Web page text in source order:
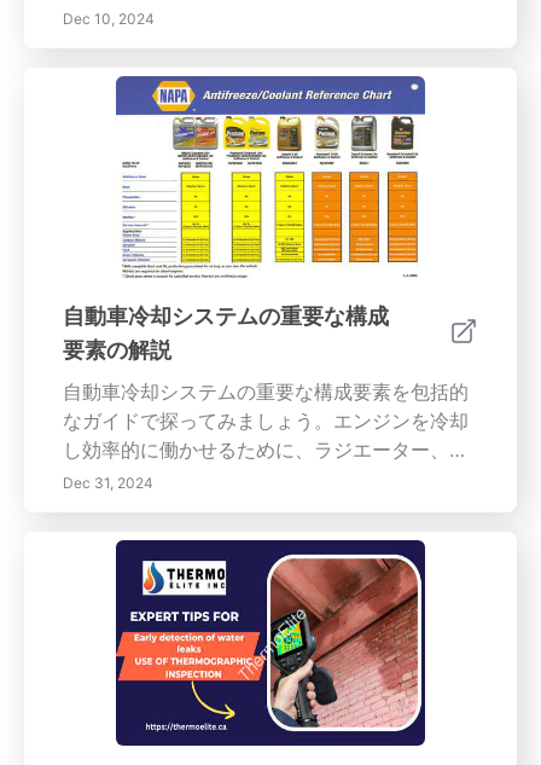
福感を向上させるかを学びましょう。この記事
では、ストレス管理の改善、集中力の向上、感
情の調整の向上など、マインドフルネスの重要
な利点について探ります。専用の瞑想スペース
を設け、一貫したルーチンを作るなど、マイン
ドフルネス瞑想を始めるための実用的なヒント
に深く dive しましょう。実践中に発生する可
能性のある一般的な課題を克服し、日常生活に
マインドフルネスを組み込む方法を見つけまし
ょう。知識とツールでより穏やかで意識的な生
活を育てましょう。今すぐ私たちを訪れて、も
っと読む！
Dec 10, 2024
自動車冷却システムの重要な構成
要素の解説
自動車冷却システムの重要な構成要素を包括的
なガイドで探ってみましょう。エンジンを冷却
し効率的に働かせるために、ラジエーター、水
ポンプ、サーモスタット、ホースの重要な役割
について学びます。過熱やエンジンの損傷を防
ぐための冷却剤のフラッシュと検査を含む定期
的なメンテナンスの重要性を発見してくださ
い。さまざまな種類の冷却剤、潜在的な故障の
兆候、および実践的なメンテナンステクニック
について詳しく説明します。車愛好家でも車の
所有者でも、この記事はあなたの車の冷却シス
テムの寿命と信頼性を確保するための貴重な洞
察を提供します。
Dec 31, 2024